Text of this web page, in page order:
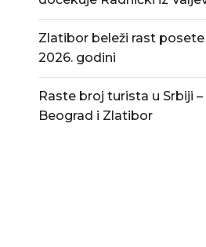
Zlatibor beleži rast
2026. godini
Raste broj turista u Srbiji
Beograd i Zlatibor